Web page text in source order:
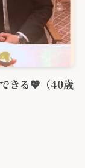
きる💖（40歳